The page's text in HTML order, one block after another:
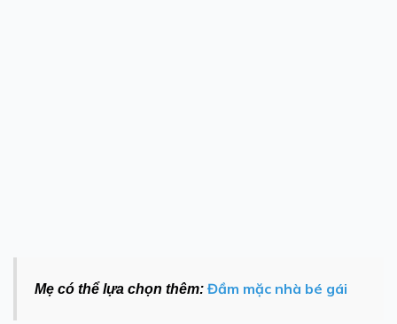
Mẹ có thể lựa chọn thêm: Đầm mặc nhà bé gái